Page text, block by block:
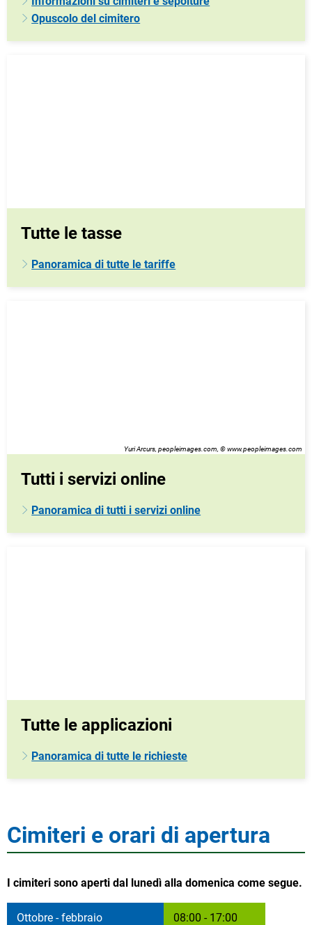
Opuscolo del cimitero
Tutte le tasse
Panoramica di tutte le tariffe
Yuri Arcurs, peopleimages.com, © www.peopleimages.com
Tutti i servizi online
Panoramica di tutti i servizi online
Tutte le applicazioni
Panoramica di tutte le richieste
Cimiteri e orari di apertura
I cimiteri sono aperti dal lunedì alla domenica come segue.
Ottobre - febbraio 08:00 - 17:00